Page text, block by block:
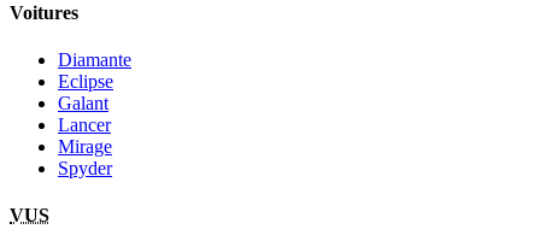
Voitures
Diamante
Eclipse
Galant
Lancer
Mirage
Spyder
VUS